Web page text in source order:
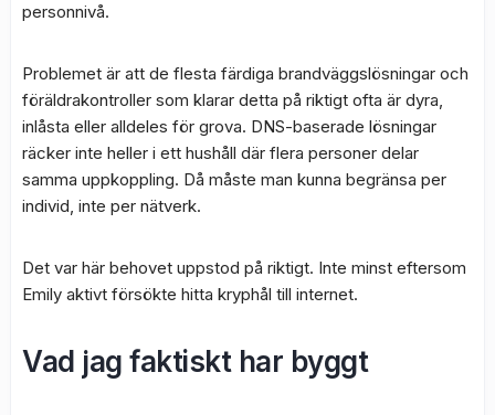
personnivå.
Problemet är att de flesta färdiga brandväggslösningar och
föräldrakontroller som klarar detta på riktigt ofta är dyra,
inlåsta eller alldeles för grova. DNS-baserade lösningar
räcker inte heller i ett hushåll där flera personer delar
samma uppkoppling. Då måste man kunna begränsa per
individ, inte per nätverk.
Det var här behovet uppstod på riktigt. Inte minst eftersom
Emily aktivt försökte hitta kryphål till internet.
Vad jag faktiskt har byggt